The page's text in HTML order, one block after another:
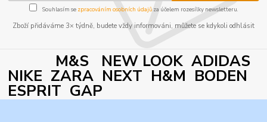
Souhlasím se zpracováním osobních údajůza účelem rozesílky newsletteru.
Zboží přidáváme 3× týdně, budete vždy informováni, můžete se kdykoli odhlásit
M&S NEW LOOK ADIDAS
NIKE ZARA NEXT H&M BODEN
ESPRIT GAP